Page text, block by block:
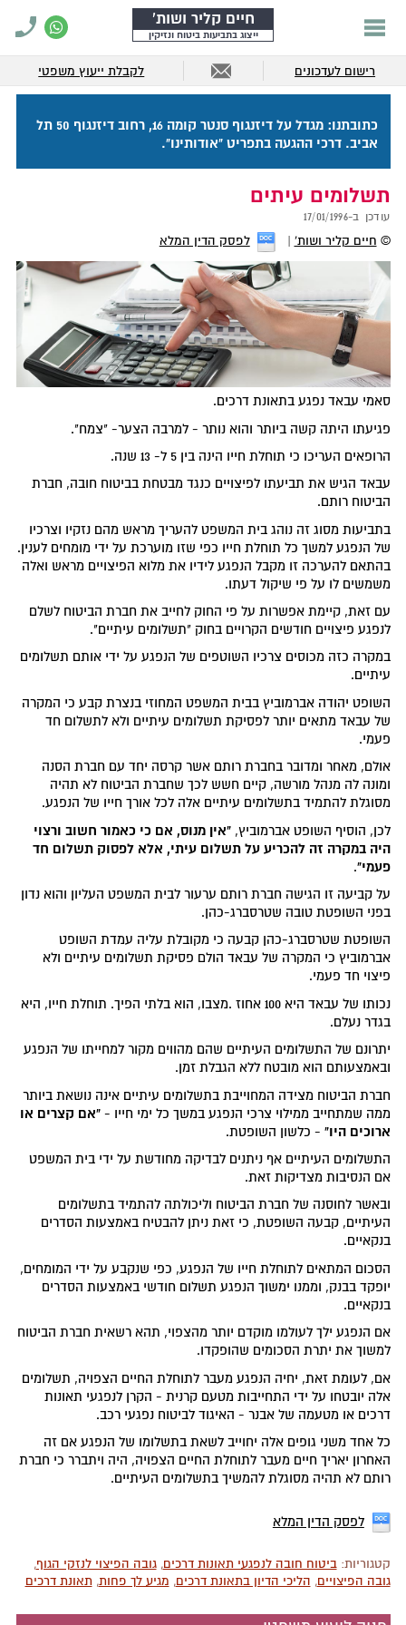
חיים קליר ושות'
ייצוג בתביעות ביטוח ונזיקין
רישום לעדכונים לקבלת ייעוץ משפטי
כתובתנו: מגדל על דיזנגוף סנטר קומה 16, רחוב דיזנגוף 50 תל
אביב. דרכי ההגעה בתפריט "אודותינו".
תשלומים עיתים
עודכן ב-17/01/1996
© חיים קליר ושות' לפסק הדין המלא
סאמי עבאד נפגע בתאונת דרכים.
פגיעתו היתה קשה ביותר והוא נותר - למרבה הצער- "צמח".
הרופאים העריכו כי תוחלת חייו הינה בין 5 ל- 13 שנה.
עבאד הגיש את תביעתו לפיצויים כנגד מבטחת בביטוח חובה, חברת
הביטוח רותם.
בתביעות מסוג זה נוהג בית המשפט להעריך מראש מהם נזקיו וצרכיו
של הנפגע למשך כל תוחלת חייו כפי שזו מוערכת על ידי מומחים לענין.
בהתאם להערכה זו מקבל הנפגע לידיו את מלוא הפיצויים מראש ואלה
משמשים לו על פי שיקול דעתו.
עם זאת, קיימת אפשרות על פי החוק לחייב את חברת הביטוח לשלם
לנפגע פיצויים חודשים הקרויים בחוק "תשלומים עיתיים".
במקרה כזה מכוסים צרכיו השוטפים של הנפגע על ידי אותם תשלומים
עיתיים.
השופט יהודה אברמוביץ בבית המשפט המחוזי בנצרת קבע כי המקרה
של עבאד מתאים יותר לפסיקת תשלומים עיתיים ולא לתשלום חד
פעמי.
אולם, מאחר ומדובר בחברת רותם אשר קרסה יחד עם חברת הסנה
ומונה לה מנהל מורשה, קיים חשש לכך שחברת הביטוח לא תהיה
מסוגלת להתמיד בתשלומים עיתיים אלה לכל אורך חייו של הנפגע.
לכן, הוסיף השופט אברמוביץ, "אין מנוס, אם כי כאמור חשוב ורצוי
היה במקרה זה להכריע על תשלום עיתי, אלא לפסוק תשלום חד
פעמי".
על קביעה זו הגישה חברת רותם ערעור לבית המשפט העליון והוא נדון
בפני השופטת טובה שטרסברג-כהן.
השופטת שטרסברג-כהן קבעה כי מקובלת עליה עמדת השופט
אברמוביץ כי המקרה של עבאד הולם פסיקת תשלומים עיתיים ולא
פיצוי חד פעמי.
נכותו של עבאד היא 100 אחוז .מצבו, הוא בלתי הפיך. תוחלת חייו, היא
בגדר נעלם.
יתרונם של התשלומים העיתיים שהם מהווים מקור למחייתו של הנפגע
ובאמצעותם הוא מובטח ללא הגבלת זמן.
חברת הביטוח מצידה המחוייבת בתשלומים עיתיים אינה נושאת ביותר
ממה שמתחייב ממילוי צרכי הנפגע במשך כל ימי חייו -"אם קצרים או
ארוכים היו" - כלשון השופטת.
התשלומים העיתיים אף ניתנים לבדיקה מחודשת על ידי בית המשפט
אם הנסיבות מצדיקות זאת.
ובאשר לחוסנה של חברת הביטוח וליכולתה להתמיד בתשלומים
העיתיים, קבעה השופטת, כי זאת ניתן להבטיח באמצעות הסדרים
בנקאיים.
הסכום המתאים לתוחלת חייו של הנפגע, כפי שנקבע על ידי המומחים,
יופקד בבנק, וממנו ימשוך הנפגע תשלום חודשי באמצעות הסדרים
בנקאיים.
אם הנפגע ילך לעולמו מוקדם יותר מהצפוי, תהא רשאית חברת הביטוח
למשוך את יתרת הסכומים שהופקדו.
אם, לעומת זאת, יחיה הנפגע מעבר לתוחלת החיים הצפויה, תשלומים
אלה יובטחו על ידי התחייבות מטעם קרנית - הקרן לנפגעי תאונות
דרכים או מטעמה של אבנר - האיגוד לביטוח נפגעי רכב.
כל אחד משני גופים אלה יחוייב לשאת בתשלומו של הנפגע אם זה
האחרון יאריך חיים מעבר לתוחלת החיים הצפויה, היה ויתברר כי חברת
רותם לא תהיה מסוגלת להמשיך בתשלומים העיתיים.
לפסק הדין המלא
קטגוריות:ביטוח חובה לנפגעי תאונות דרכים,גובה הפיצוי לנזקי הגוף,
גובה הפיצויים, הליכי הדיון בתאונת דרכים, מגיע לך פחות,תאונת דרכים